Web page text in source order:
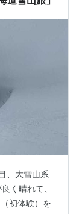
、大雪山系
く晴れて、
初体験）を